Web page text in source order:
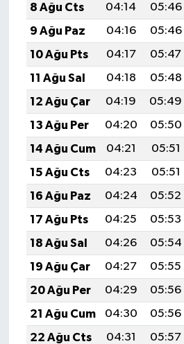
8 Ağu Cts
04:14 05:46
9 Ağu Paz
04:16 05:46
10 Ağu Pts
04:17 05:47
11 Ağu Sal
04:18 05:48
12 Ağu Çar
04:19 05:49
13 Ağu Per
04:20 05:50
14 Ağu Cum
04:21 05:51
15 Ağu Cts
04:23 05:51
16 Ağu Paz
04:24 05:52
17 Ağu Pts
04:25 05:53
18 Ağu Sal
04:26 05:54
19 Ağu Çar
04:27 05:55
20 Ağu Per
04:29 05:56
21 Ağu Cum
04:30 05:56
22 Ağu Cts
04:31 05:57
MUĞLA
UŞAK
YURT